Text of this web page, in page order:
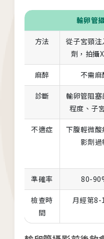
各院門診及掛號資訊
輸卵管
方法
從子宮頸注
劑，拍攝
麻醉 不需麻
診斷
輸卵管阻塞
程度、子
不適症
下腹輕微酸
影劑過
準確率 80-
檢查時
間
月經第8-